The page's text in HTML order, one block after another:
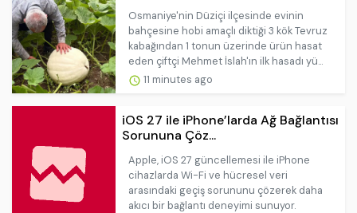
Osmaniye'nin Düziçi ilçesinde evinin
bahçesine hobi amaçlı diktiği 3 kök Tevruz
kabağından 1 tonun üzerinde ürün hasat
eden çiftçi Mehmet İslah'ın ilk hasadı yü...
11 minutes ago
iOS 27 ile iPhone’larda Ağ Bağlantısı
Sorununa Çöz...
Apple, iOS 27 güncellemesi ile iPhone
cihazlarda Wi-Fi ve hücresel veri
arasındaki geçiş sorununu çözerek daha
akıcı bir bağlantı deneyimi sunuyor.